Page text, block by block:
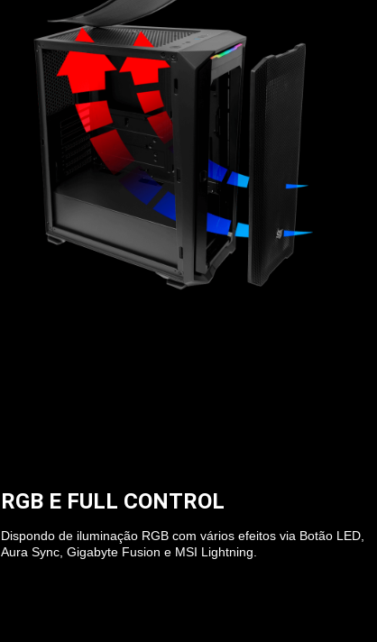
RGB E FULL CONTROL
Dispondo de iluminação RGB com vários efeitos via Botão LED,
Aura Sync, Gigabyte Fusion e MSI Lightning.